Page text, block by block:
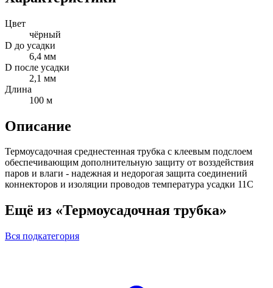
Цвет
чёрный
D до усадки
6,4 мм
D после усадки
2,1 мм
Длина
100 м
Описание
Термоусадочная среднестенная трубка с клеевым подслоем
обеспечивающим дополнительную защиту от возздействия
паров и влаги - надежная и недорогая защита соединений
коннекторов и изоляции проводов температура усадки 11С
Ещё из «Термоусадочная трубка»
Вся подкатегория